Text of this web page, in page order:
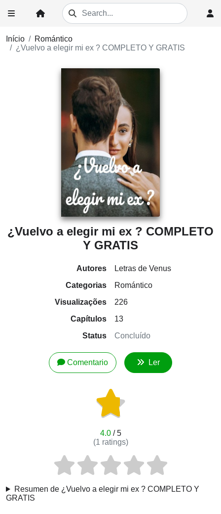
Início
Romántico
¿Vuelvo a elegir mi ex ? COMPLETO Y GRATIS
¿Vuelvo a elegir mi ex ? COMPLETO
Y GRATIS
Autores
Letras de Venus
Categorias
Romántico
Visualizações
226
Capítulos
13
Status
Concluído
Comentario Ler
4.0/ 5
(1 ratings)
Resumen de ¿Vuelvo a elegir mi ex ? COMPLETO Y
GRATIS